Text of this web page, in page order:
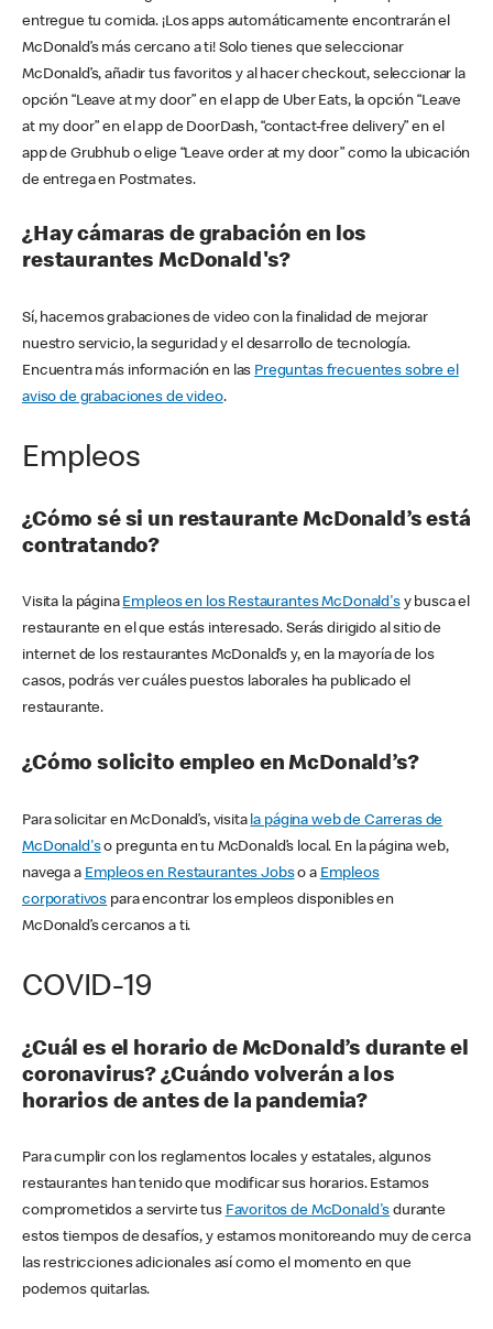
entregue tu comida. ¡Los apps automáticamente encontrarán el
McDonald’s más cercano a ti! Solo tienes que seleccionar
McDonald’s, añadir tus favoritos y al hacer checkout, seleccionar la
opción “Leave at my door” en el app de Uber Eats, la opción “Leave
at my door” en el app de DoorDash, “contact-free delivery” en el
app de Grubhub o elige “Leave order at my door” como la ubicación
de entrega en Postmates.
¿Hay cámaras de grabación en los
restaurantes McDonald's?
Sí, hacemos grabaciones de video con la finalidad de mejorar
nuestro servicio, la seguridad y el desarrollo de tecnología.
Encuentra más información en las Preguntas frecuentes sobre el
aviso de grabaciones de video.
Empleos
¿Cómo sé si un restaurante McDonald’s está
contratando?
Visita la página Empleos en los Restaurantes McDonald'sy busca el
restaurante en el que estás interesado. Serás dirigido al sitio de
internet de los restaurantes McDonald’s y, en la mayoría de los
casos, podrás ver cuáles puestos laborales ha publicado el
restaurante.
¿Cómo solicito empleo en McDonald’s?
Para solicitar en McDonald’s, visita la página web de Carreras de
McDonald'so pregunta en tu McDonald’s local. En la página web,
navega a Empleos en Restaurantes Jobso a Empleos
corporativos para encontrar los empleos disponibles en
McDonald’s cercanos a ti.
COVID-19
¿Cuál es el horario de McDonald’s durante el
coronavirus? ¿Cuándo volverán a los
horarios de antes de la pandemia?
Para cumplir con los reglamentos locales y estatales, algunos
restaurantes han tenido que modificar sus horarios. Estamos
comprometidos a servirte tus Favoritos de McDonald's durante
estos tiempos de desafíos, y estamos monitoreando muy de cerca
las restricciones adicionales así como el momento en que
podemos quitarlas.